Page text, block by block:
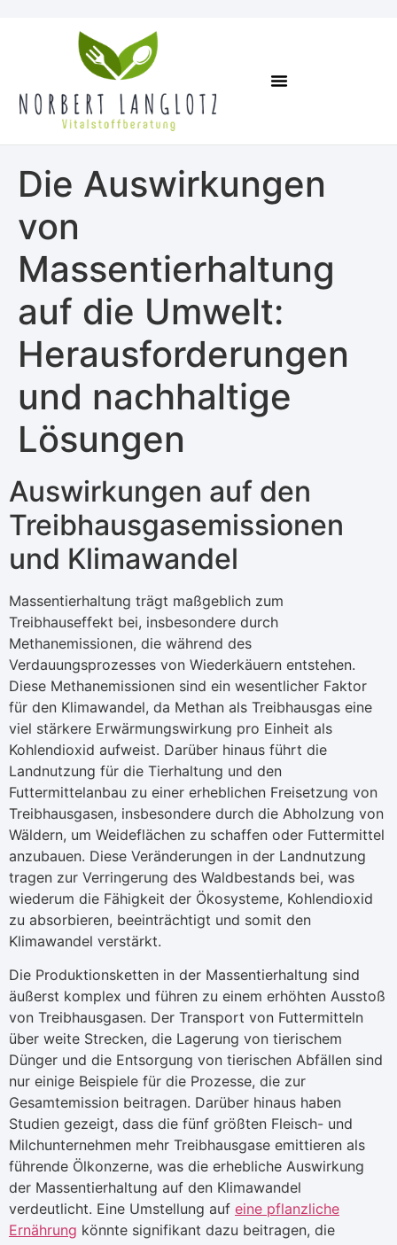
Die Auswirkungen
von
Massentierhaltung
auf die Umwelt:
Herausforderungen
und nachhaltige
Lösungen
Auswirkungen auf den
Treibhausgasemissionen
und Klimawandel
Massentierhaltung trägt maßgeblich zum
Treibhauseffekt bei, insbesondere durch
Methanemissionen, die während des
Verdauungsprozesses von Wiederkäuern entstehen.
Diese Methanemissionen sind ein wesentlicher Faktor
für den Klimawandel, da Methan als Treibhausgas eine
viel stärkere Erwärmungswirkung pro Einheit als
Kohlendioxid aufweist. Darüber hinaus führt die
Landnutzung für die Tierhaltung und den
Futtermittelanbau zu einer erheblichen Freisetzung von
Treibhausgasen, insbesondere durch die Abholzung von
Wäldern, um Weideflächen zu schaffen oder Futtermittel
anzubauen. Diese Veränderungen in der Landnutzung
tragen zur Verringerung des Waldbestands bei, was
wiederum die Fähigkeit der Ökosysteme, Kohlendioxid
zu absorbieren, beeinträchtigt und somit den
Klimawandel verstärkt.
Die Produktionsketten in der Massentierhaltung sind
äußerst komplex und führen zu einem erhöhten Ausstoß
von Treibhausgasen. Der Transport von Futtermitteln
über weite Strecken, die Lagerung von tierischem
Dünger und die Entsorgung von tierischen Abfällen sind
nur einige Beispiele für die Prozesse, die zur
Gesamtemission beitragen. Darüber hinaus haben
Studien gezeigt, dass die fünf größten Fleisch- und
Milchunternehmen mehr Treibhausgase emittieren als
führende Ölkonzerne, was die erhebliche Auswirkung
der Massentierhaltung auf den Klimawandel
verdeutlicht. Eine Umstellung auf eine pflanzliche
Ernährung könnte signifikant dazu beitragen, die